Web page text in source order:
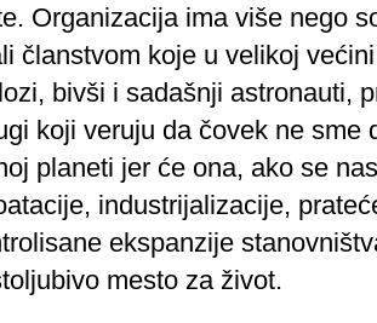
Organizacija ima više nego
članstvom koje u velikoj
bivši i sadašnji astronauti,
koji veruju da čovek ne sme
planeti jer će ona, ako se
industrijalizacije,
ekspanzije
mesto za život.